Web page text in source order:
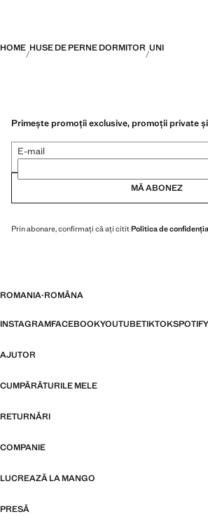
HOME HUSE DE PERNE DORMITOR UNI
Primește promoții exclusive, promoții private
E-mail
MĂ ABONEZ
Prin abonare, confirmați că ați cititPolitica de
ROMANIA·ROMÂNA
INSTAGRAMFACEBOOKYOUTUBETIKTOKSPOTIFY
AJUTOR
CUMPĂRĂTURILE MELE
RETURNĂRI
COMPANIE
LUCREAZĂ LA MANGO
PRESĂ